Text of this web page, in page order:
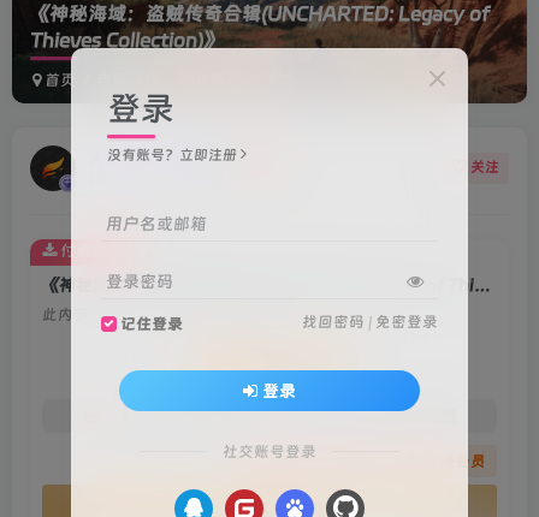
《神秘海域：盗贼传奇合辑(UNCHARTED: Legacy of
Thieves Collection)》
首页
火种游戏客服 关注
《神秘海域：盗贼传奇合辑(UNCHARTED: Legacy of Thieves Collection)》
此内容为付费资源，请付费后查看
火种黄金会员 免费 火种黑钻会员
您暂无购买权限，请先开通会员
开通会员
付费资源
登录
没有账号？立即注册
用户名或邮箱
登录密码
记住登录 找回密码 | 免密登录
登录
社交账号登录